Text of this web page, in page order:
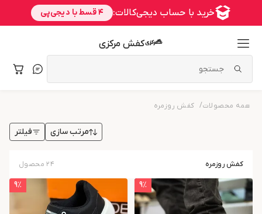
کفش مرکزی
همه محصولات/ کفش روزمره
مرتب سازی فیلتر
کفش روزمره ۲۴محصول
9٪ 9٪